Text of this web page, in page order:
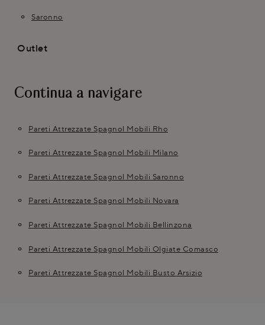
Saronno
Outlet
Continua a navigare
Pareti Attrezzate Spagnol Mobili Rho
Pareti Attrezzate Spagnol Mobili Milano
Pareti Attrezzate Spagnol Mobili Saronno
Pareti Attrezzate Spagnol Mobili Novara
Pareti Attrezzate Spagnol Mobili Bellinzona
Pareti Attrezzate Spagnol Mobili Olgiate Comasco
Pareti Attrezzate Spagnol Mobili Busto Arsizio